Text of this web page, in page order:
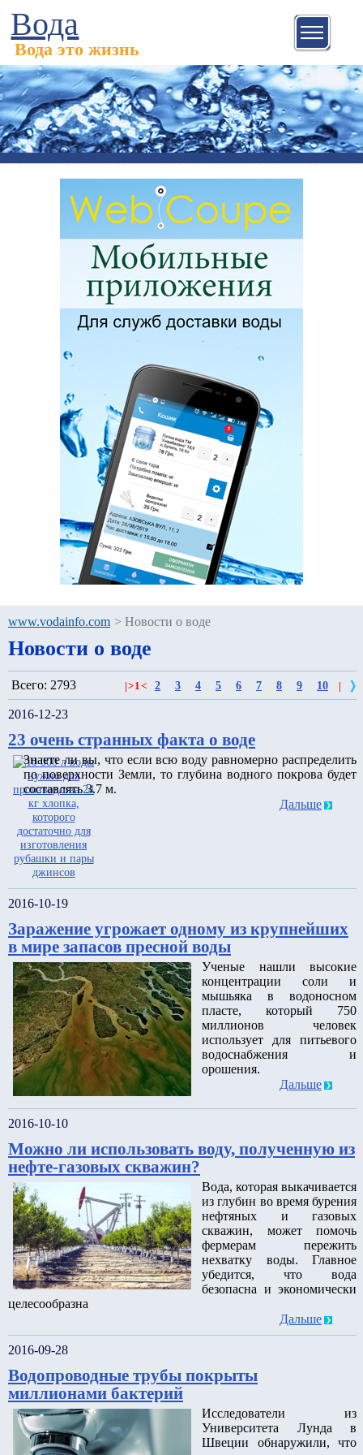
Вода
Вода это жизнь
www.vodainfo.com > Новости о воде
Новости о воде
Всего: 2793 >1< 2 3 4 5 6 7 8 9 10
2016-12-23
23 очень странных факта о воде
Знаете ли вы, что если всю воду равномерно распределить
по поверхности Земли, то глубина водного покрова будет
составлять 3.7 м.
Дальше
2016-10-19
Заражение угрожает одному из крупнейших
в мире запасов пресной воды
Ученые нашли высокие
концентрации соли и
мышьяка в водоносном
пласте, который 750
миллионов человек
использует для питьевого
водоснабжения и
орошения.
Дальше
2016-10-10
Можно ли использовать воду, полученную из
нефте-газовых скважин?
Вода, которая выкачивается
из глубин во время бурения
нефтяных и газовых
скважин, может помочь
фермерам пережить
нехватку воды. Главное
убедится, что вода
безопасна и экономически
целесообразна
Дальше
2016-09-28
Водопроводные трубы покрыты
миллионами бактерий
Исследователи из
Университета Лунда в
Швеции обнаружили, что